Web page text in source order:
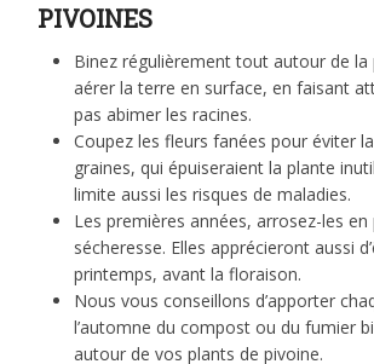
PIVOINES
Binez régulièrement tout autour de la
aérer la terre en surface, en faisant
pas abimer les racines.
Coupez les fleurs fanées pour éviter
graines, qui épuiseraient la plante
limite aussi les risques de maladies.
Les premières années, arrosez-les en
sécheresse. Elles apprécieront aussi
printemps, avant la floraison.
Nous vous conseillons d’apporter
l’automne du compost ou du fumier
autour de vos plants de pivoine.